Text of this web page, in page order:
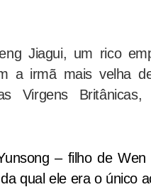
Jiagui, um rico
a irmã mais velha
Virgens
– filho de
qual ele era o único